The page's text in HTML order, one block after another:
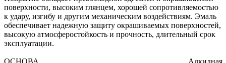
поверхности, высоким глянцем, хорошей сопротивляемостью
к удару, изгибу и другим механическим воздействиям. Эмаль
обеспечивает надежную защиту окрашиваемых поверхностей,
высокую атмосферостойкость и прочность, длительный срок
эксплуатации.
ОСНОВА_____________________________________Алкидная